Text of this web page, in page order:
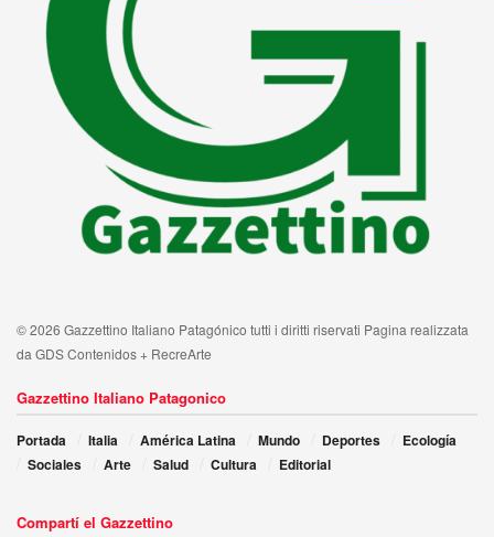
© 2026 Gazzettino Italiano Patagónico tutti i diritti riservati Pagina realizzata
da GDS Contenidos + RecreArte
Gazzettino Italiano Patagonico
Portada Italia América Latina Mundo Deportes
Ecología
Sociales
Arte Salud Cultura Editorial
Compartí el Gazzettino